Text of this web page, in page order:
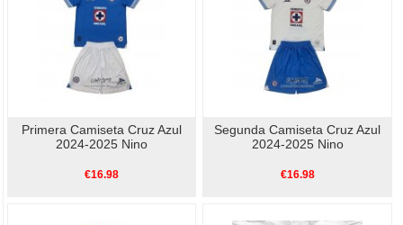
Primera Camiseta Cruz Azul
2024-2025 Nino
€16.98
Segunda Camiseta Cruz Azul
2024-2025 Nino
€16.98